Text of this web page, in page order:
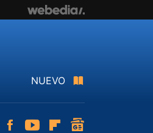
NUEVO
InstagramFacebookYoutubeFlipboard